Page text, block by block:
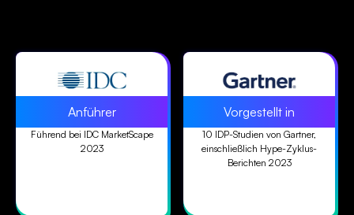
Anführer
Führend bei IDC MarketScape
2023
Vorgestellt in
10 IDP-Studien von Gartner,
einschließlich Hype-Zyklus-
Berichten 2023